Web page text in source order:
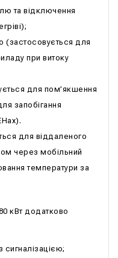
та відключення
(застосовується для
при витоку
для пом’якшення
запобігання
для віддаленого
через мобільний
температури за
кВт додатково